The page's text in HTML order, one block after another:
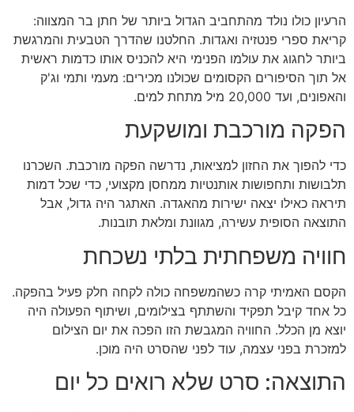
הרעיון כולו נולד מהתחביב הגדול ביותר של חתן בר המצווה:
קריאת ספרי פנטזיה ואגדות. החלטנו שהדרך הטבעית והמרגשת
ביותר לחגוג את עולמו הפנימי היא להכניס אותו כדמות ראשית
אל תוך הסיפורים הקסומים שכולנו מכירים: מעמי ותמי וג'ק
והאפונים, ועד 20,000 מיל מתחת למים.
הפקה מורכבת ומושקעת
כדי להפוך את החזון למציאות, נדרשה הפקה מורכבת. השכרנו
תלבושות ותחפושות אותנטיות ממחסן מקצועי, כדי שכל דמות
תיראה כאילו יצאה ישירות מהאגדה. האתגר היה גדול, אבל
התוצאה הסופית עשירה, מגוונת ומלאת תובנות.
חוויה משפחתית בלתי נשכחת
הקסם האמיתי קרה כשהמשפחה כולה לקחה חלק פעיל בהפקה.
כל אחד קיבל תפקיד והשתתף בצילומים, ושיתוף הפעולה היה
יוצא מן הכלל. החוויה המגבשת הזו הפכה את יום הצילום
למזכרת בפני עצמה, עוד לפני שהסרט היה מוכן.
התוצאה: סרט שלא רואים כל יום